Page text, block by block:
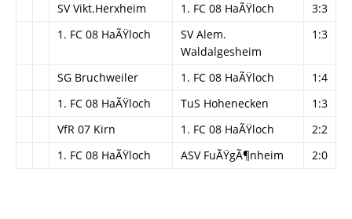
SV Vikt.Herxheim 1. FC 08 HaÃŸloch
3:3
1. FC 08 HaÃŸloch
SV Alem.
Waldalgesheim
1:3
SG Bruchweiler 1. FC 08 HaÃŸloch
1:4
1. FC 08 HaÃŸloch
TuS Hohenecken
1:3
VfR 07 Kirn
1. FC 08 HaÃŸloch
2:2
1. FC 08 HaÃŸloch
ASV FuÃŸgÃ¶nheim 2:0